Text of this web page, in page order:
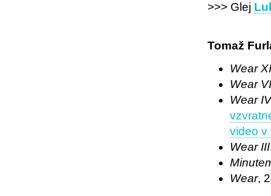
>>> Glej
Tomaž
Wear XI
Wear
Wear
video v
Wear III
Wear,